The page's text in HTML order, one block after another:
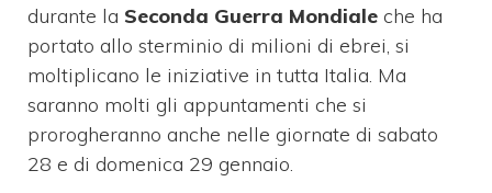
durante la Seconda Guerra Mondiale che ha
portato allo sterminio di milioni di ebrei, si
moltiplicano le iniziative in tutta Italia. Ma
saranno molti gli appuntamenti che si
prorogheranno anche nelle giornate di sabato
28 e di domenica 29 gennaio.